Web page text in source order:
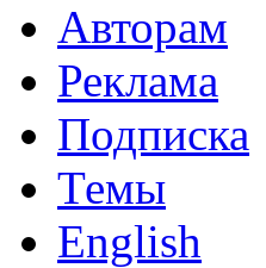
Авторам
Реклама
Подписка
Темы
English